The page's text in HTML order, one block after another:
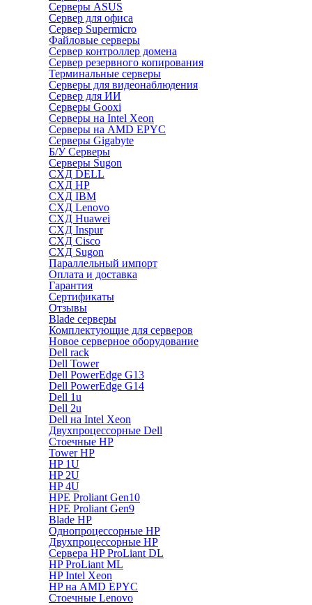
Серверы ASUS
Сервер для офиса
Сервер Supermicro
Файловые серверы
Сервер контроллер домена
Сервер резервного копирования
Терминальные серверы
Серверы для видеонаблюдения
Сервер для ИИ
Серверы Gooxi
Серверы на Intel Xeon
Серверы на AMD EPYC
Серверы Gigabyte
Б/У Серверы
Серверы Sugon
СХД DELL
СХД HP
СХД IBM
СХД Lenovo
СХД Huawei
СХД Inspur
СХД Cisco
СХД Sugon
Параллельный импорт
Оплата и доставка
Гарантия
Сертификаты
Отзывы
Blade серверы
Комплектующие для серверов
Новое серверное оборудование
Dell rack
Dell Tower
Dell PowerEdge G13
Dell PowerEdge G14
Dell 1u
Dell 2u
Dell на Intel Xeon
Двухпроцессорные Dell
Стоечные HP
Tower HP
HP 1U
HP 2U
HP 4U
HPE Proliant Gen10
HPE Proliant Gen9
Blade HP
Однопроцессорные HP
Двухпроцессорные HP
Сервера HP ProLiant DL
HP ProLiant ML
HP Intel Xeon
HP на AMD EPYC
Стоечные Lenovo